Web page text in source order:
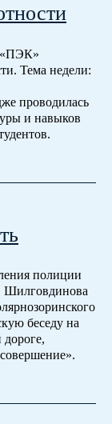
«ПЭК»
Тема недели:
проводилась
и навыков
полиции
Шилговдинова
беседу на
дороге,